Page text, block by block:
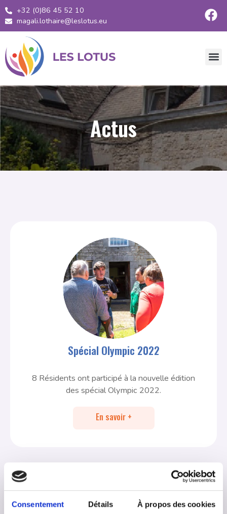
Consentement Détails À propos des cookies
+32 (0)86 45 52 10
magali.lothaire@leslotus.eu
Actus
Spécial Olympic 2022
8 Résidents ont participé à la nouvelle édition
des spécial Olympic 2022.
En savoir +